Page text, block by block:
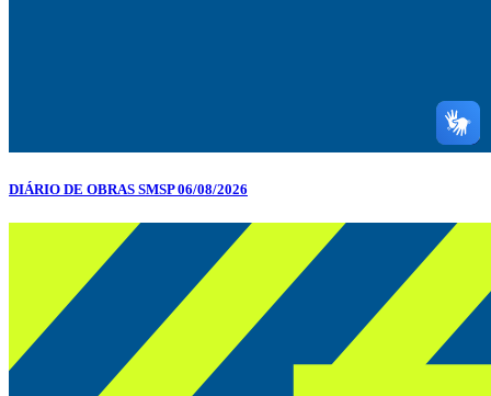
DIÁRIO DE OBRAS SMSP 06/08/2026